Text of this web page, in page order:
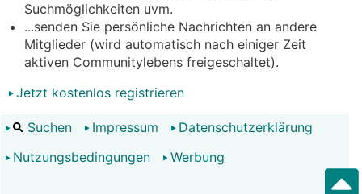
Suchmöglichkeiten uvm.
...senden Sie persönliche Nachrichten an andere
Mitglieder (wird automatisch nach einiger Zeit
aktiven Communitylebens freigeschaltet).
Jetzt kostenlos registrieren
Suchen Impressum
Datenschutzerklärung
Nutzungsbedingungen
Werbung